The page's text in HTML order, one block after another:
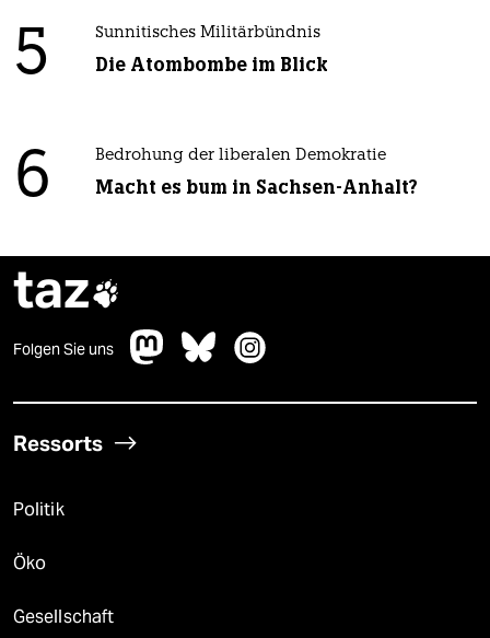
5 Sunnitisches Militärbündnis
Die Atombombe im Blick
6 Bedrohung der liberalen Demokratie
Macht es bum in Sachsen-Anhalt?
taz
Folgen Sie uns
Ressorts
Politik
Öko
Gesellschaft